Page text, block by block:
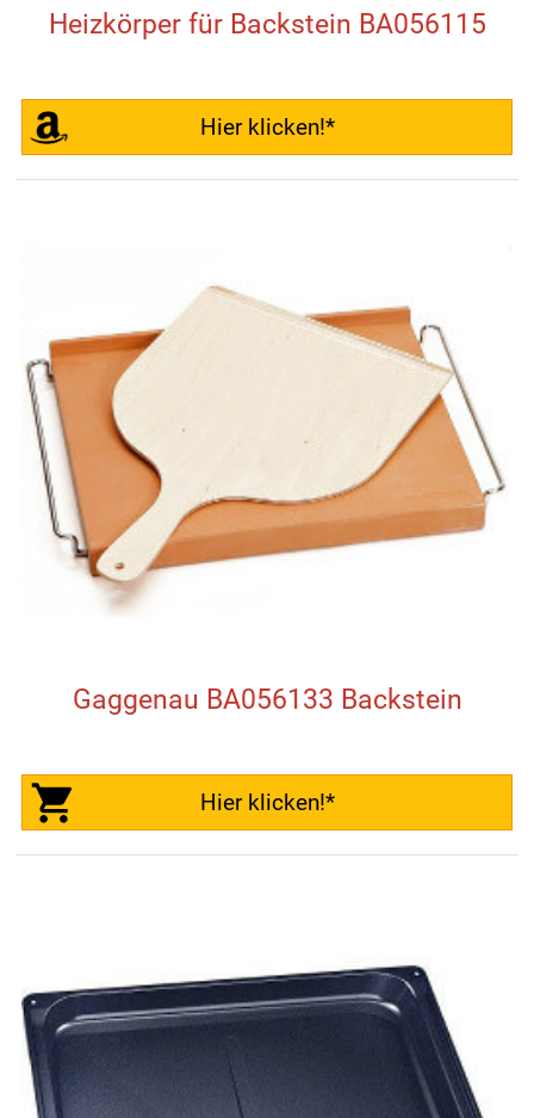
Heizkörper für Backstein BA056115
Hier klicken!*
Gaggenau BA056133 Backstein
Hier klicken!*